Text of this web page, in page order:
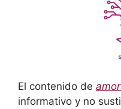
El contenido de
informativo y no